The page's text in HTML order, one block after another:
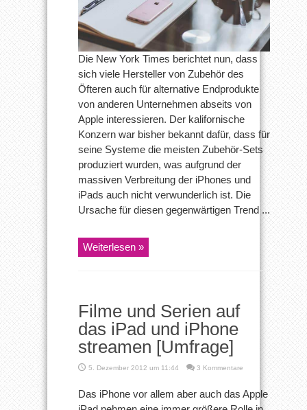
Die New York Times berichtet nun, dass
sich viele Hersteller von Zubehör des
Öfteren auch für alternative Endprodukte
von anderen Unternehmen abseits von
Apple interessieren. Der kalifornische
Konzern war bisher bekannt dafür, dass für
seine Systeme die meisten Zubehör-Sets
produziert wurden, was aufgrund der
massiven Verbreitung der iPhones und
iPads auch nicht verwunderlich ist. Die
Ursache für diesen gegenwärtigen Trend ...
Weiterlesen »
Filme und Serien auf
das iPad und iPhone
streamen [Umfrage]
5. Dezember 2012 um 11:44 3 Kommentare
Das iPhone vor allem aber auch das Apple